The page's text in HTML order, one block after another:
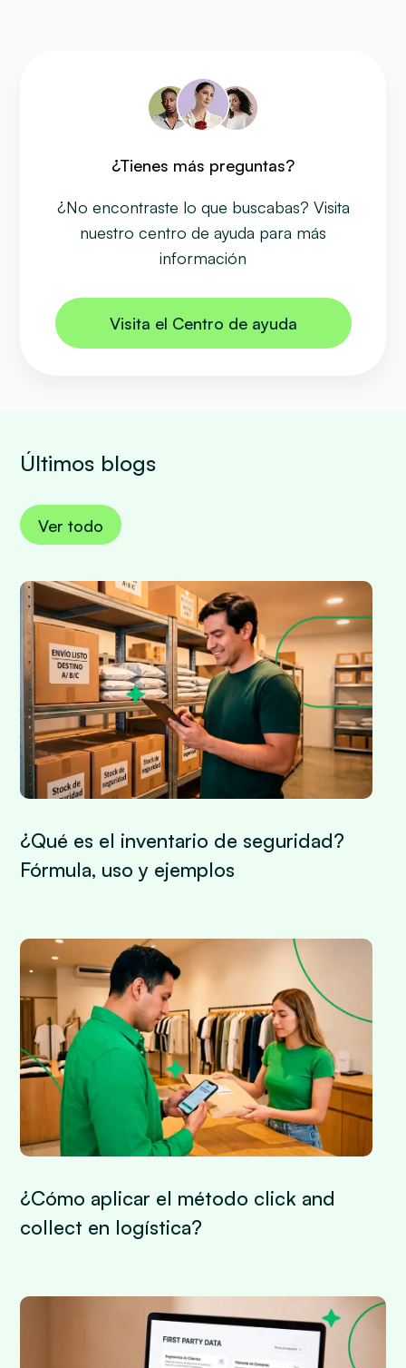
¿Tienes más preguntas?
¿No encontraste lo que buscabas? Visita
nuestro centro de ayuda para más
información
Visita el Centro de ayuda
Últimos blogs
Ver todo
¿Qué es el inventario de seguridad?
Fórmula, uso y ejemplos
¿Cómo aplicar el método click and
collect en logística?